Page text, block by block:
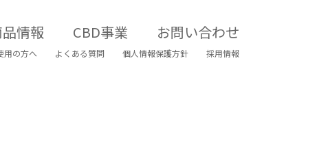
情報 CBD事業 お問い合わせ
用の方へ よくある質問 個人情報保護方針 採用情報